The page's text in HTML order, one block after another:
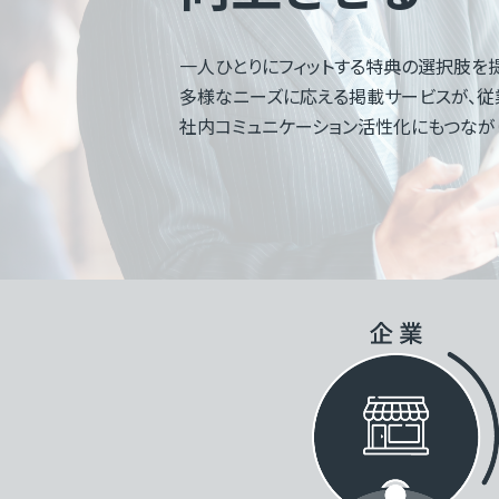
一人ひとりにフィットする特典の選択肢を
多様なニーズに応える掲載サービスが、
社内コミュニケーション活性化にもつなが